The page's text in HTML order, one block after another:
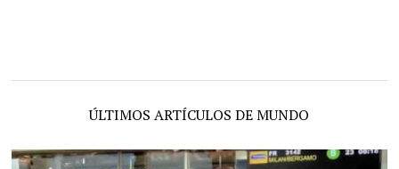
ÚLTIMOS ARTÍCULOS DE MUNDO